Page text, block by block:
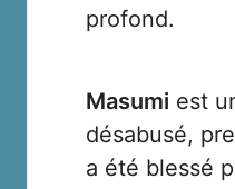
profond.
Masumi est
désabusé,
a été blessé